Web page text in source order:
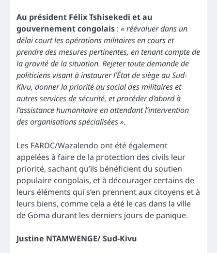
Au président Félix Tshisekedi et au
gouvernement congolais : « réévaluer dans un
délai court les opérations militaires en cours et
prendre des mesures pertinentes, en tenant compte de
la gravité de la situation. Rejeter toute demande de
politiciens visant à instaurer l’État de siège au Sud-
Kivu, donner la priorité au social des militaires et
autres services de sécurité, et procéder d’abord à
l’assistance humanitaire en attendant l’intervention
des organisations spécialisées ».
Les FARDC/Wazalendo ont été également
appelées à faire de la protection des civils leur
priorité, sachant qu’ils bénéficient du soutien
populaire congolais, et à décourager certains de
leurs éléments qui s’en prennent aux citoyens et à
leurs biens, comme cela a été le cas dans la ville
de Goma durant les derniers jours de panique.
Justine NTAMWENGE/ Sud-Kivu